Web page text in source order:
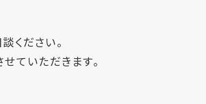
ください。
ていただきます。